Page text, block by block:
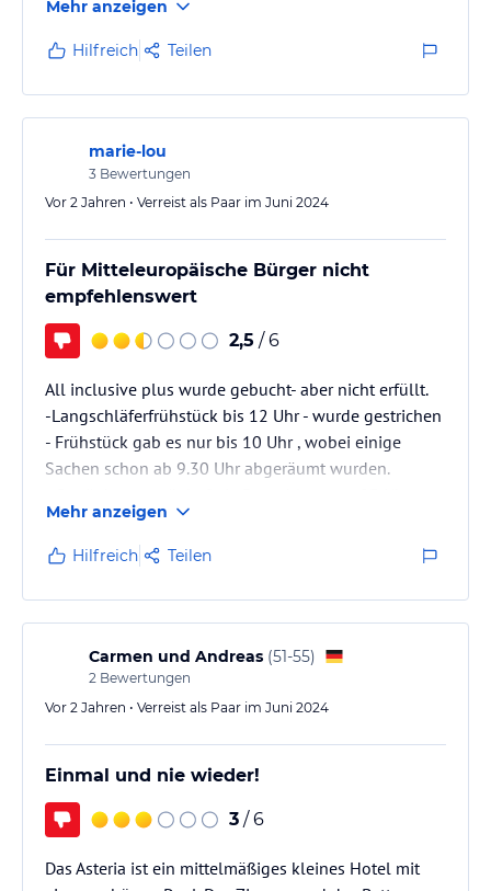
Uns ist aufgefallen, dass sehr wenig deutsche
Urlauber dort waren.
Mehr anzeigen
Hilfreich Teilen
marie-lou
3 Bewertungen
Vor 2 Jahren • Verreist als Paar im Juni 2024
Für Mitteleuropäische Bürger nicht
empfehlenswert
2,5 / 6
All inclusive plus wurde gebucht- aber nicht erfüllt.
-Langschläferfrühstück bis 12 Uhr - wurde gestrichen
- Frühstück gab es nur bis 10 Uhr , wobei einige
Sachen schon ab 9.30 Uhr abgeräumt wurden.
-internationale Getränke ganztägig frei - es waren so
gut wie keine davon vorhanden
- Snacks von 23.30 - 0.30 Uhr - wurde gestrichen
- Strandnähe mit ca. 50m angegeben - es waren aber
ca. 300m
-Strandbar beschrieben - Bauwagen mit wenig
Auswahl von Getränken…
Mehr anzeigen
Hilfreich Teilen
Carmen und Andreas (51-55)
2 Bewertungen
Vor 2 Jahren • Verreist als Paar im Juni 2024
Einmal und nie wieder!
3 / 6
Das Asteria ist ein mittelmäßiges kleines Hotel mit